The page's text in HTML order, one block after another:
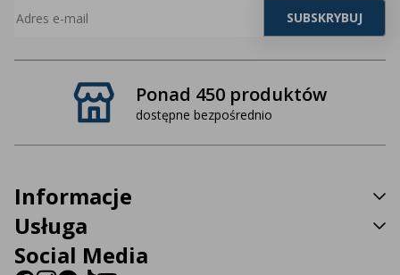
Ponad 450 produktów
dostępne bezpośrednio
Informacje
Usługa
Social Media